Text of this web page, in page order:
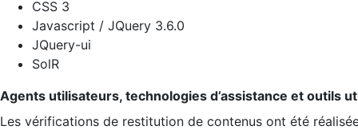
CSS 3
Javascript / JQuery 3.6.0
JQuery-ui
SolR
Agents utilisateurs, technologies d’assistance et outils
Les vérifications de restitution de contenus ont été